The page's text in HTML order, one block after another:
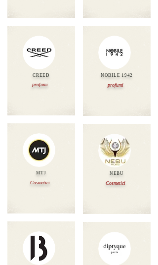
CREED
profumi
MTJ
Cosmetici
NOBILE 1942
profumi
NEBU
Cosmetici